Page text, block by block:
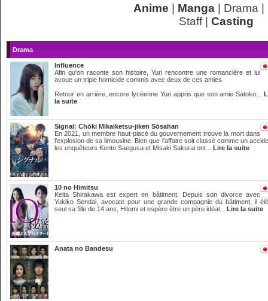
Anime Manga| Drama |
Staff | Casting
Drama
Influence
Afin qu'on raconte son histoire, Yuri rencontre une romancière et lui
avoue un triple homicide commis avec deux de ces amies.
Retour en arrière, encore lycéenne Yuri appris que son amie Satoko...
la suite
Signal: Chōki Mikaiketsu-jiken Sōsahan
En 2021, un membre haut-placé du gouvernement trouve la mort dans
l'explosion de sa limousine. Bien que l'affaire soit classé comme un
les enquêteurs Kento Saegusa et Misaki Sakurai ont... Lire la suite
10 no Himitsu
Keita Shirakawa est expert en bâtiment. Depuis son divorce avec
Yukiko Sendai, avocate pour une grande compagnie du bâtiment, il
seul sa fille de 14 ans, Hitomi et espère être un père idéal... Lire la suite
Anata no Bandesu